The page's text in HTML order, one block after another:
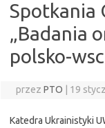
Spotkania
„Badania
polsko-
przez PTO 19
Katedra Ukrainistyki